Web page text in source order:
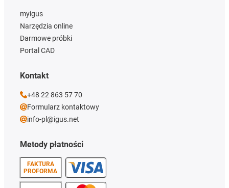
Metody płatności
FAKTURA
PROFORMA
myigus
Narzędzia online
Darmowe próbki
Portal CAD
Kontakt
+48 22 863 57 70
Formularz kontaktowy
info-pl@igus.net